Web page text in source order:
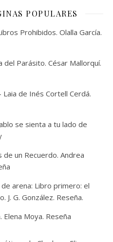
POPULARES
Prohibidos. Olalla García.
del Parásito. César Mallorquí.
Laia de Inés Cortell Cerdá.
se sienta a tu lado de
de un Recuerdo. Andrea
de arena: Libro primero: el
J. G. González. Reseña.
Elena Moya. Reseña